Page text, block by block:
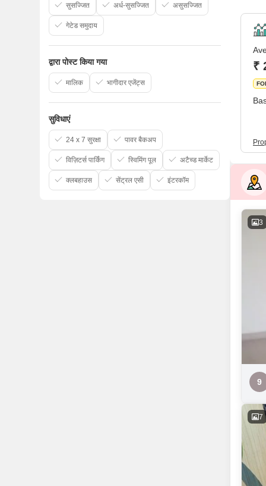
₹
3
9
7
सुसज्जित अर्ध-सुसज्जित असुसज्जित
गेटेड समुदाय
द्वारा पोस्ट किया गया
मालिक भागीदार एजेंट्स
सुविधाएं
24 x 7 सुरक्षा पावर बैकअप
विज़िटर्स पार्किंग स्विमिंग पूल अटैच्ड मार्केट
क्लबहाउस सेंट्रल एसी इंटरकॉम